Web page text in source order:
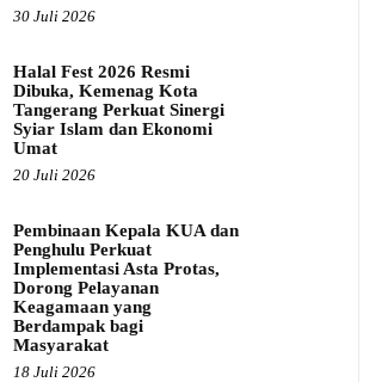
30 Juli 2026
Halal Fest 2026 Resmi
Dibuka, Kemenag Kota
Tangerang Perkuat Sinergi
Syiar Islam dan Ekonomi
Umat
20 Juli 2026
Pembinaan Kepala KUA dan
Penghulu Perkuat
Implementasi Asta Protas,
Dorong Pelayanan
Keagamaan yang
Berdampak bagi
Masyarakat
18 Juli 2026